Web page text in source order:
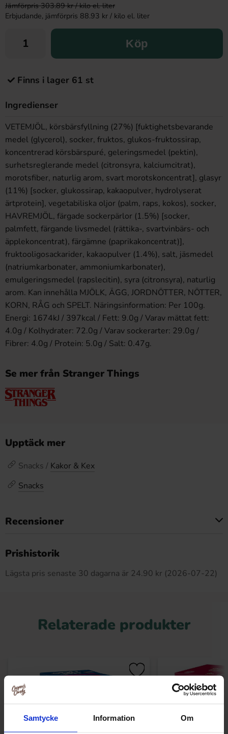
Samtycke Information Om
Jämförpris 303.89 kr / kilo el. liter
Erbjudande, jämförpris 88.93 kr / kilo el. liter
Köp
Finns i lager 61 st
Ingredienser
VETEMJÖL, körsbärsfyllning (27%) [fuktighetsbevarande
medel (glycerol), socker, fruktos, glukos-fruktossirap,
koncentrerad körsbärspuré, geleringsmedel (pektin),
surhetsreglerande medel (citronsyra, kalciumcitrat),
morotsfiber, naturlig arom, svart morotskoncentrat], glasyr
(11%) [socker, glukossirap, kakaopulver, hydrolyserat
ärtprotein], vegetabiliska oljor (palm, raps, kokos), socker,
HAVREMJÖL, färgade sockerpärlor (1.5%) [socker,
palmfett, färgande livsmedel (rättika-, svartvinbärs- och
äpplekoncentrat), färgämne (paprikakoncentrat)],
fruktooligosackarider, kakaopulver (1.4%), salt, jäsmedel
(natriumkarbonater, ammoniumkarbonater),
emulgeringsmedel (rapslecitin), syra (citronsyra), naturlig
arom. Kan innehålla MJÖLK, ÄGG, JORDNÖTTER, NÖTTER,
KORN, RÅG och SPELT. Näringsinformation: Per 100g.
Energi: 1674kJ / 397kcal / Fett: 9.0g / Varav mättat fett:
4.0g / Kolhydrater: 72.0g / Varav sockerarter: 29.0g /
Fibrer: 4.0g / Protein: 5.0g / Salt: 0.47g.
Se mer från Stranger Things
Upptäck mer
Snacks / Kakor & Kex
Snacks
Recensioner
Prishistorik
Lägsta pris senaste 30 dagarna är 24.90 kr (2026-07-22)
Relaterade produkter